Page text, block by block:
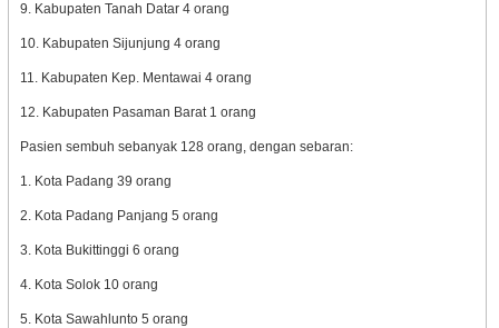
9. Kabupaten Tanah Datar 4 orang
10. Kabupaten Sijunjung 4 orang
11. Kabupaten Kep. Mentawai 4 orang
12. Kabupaten Pasaman Barat 1 orang
Pasien sembuh sebanyak 128 orang, dengan sebaran:
1. Kota Padang 39 orang
2. Kota Padang Panjang 5 orang
3. Kota Bukittinggi 6 orang
4. Kota Solok 10 orang
5. Kota Sawahlunto 5 orang